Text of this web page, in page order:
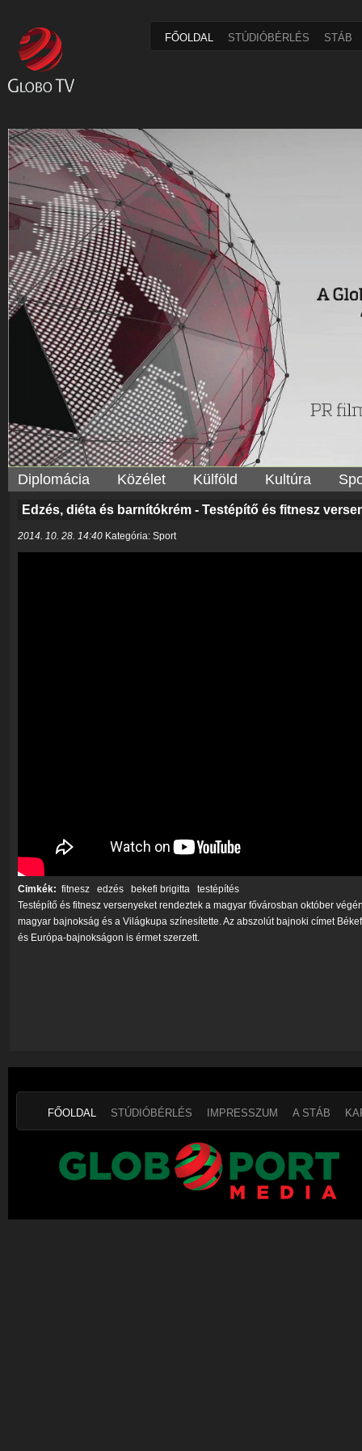
FŐOLDAL STÚDIÓBÉRLÉS STÁB
Diplomácia Közélet Külföld Kultúra
Edzés, diéta és barnítókrém - Testépítő és fitnesz
2014. 10. 28. 14:40 Kategória: Sport
Cimkék: fitnesz edzés bekefi brigitta
testépítés
Testépítő és fitnesz versenyeket rendeztek a magyar fővárosban október
magyar bajnokság és a Világkupa színesítette. Az abszolút bajnoki címet
és Európa-bajnokságon is érmet szerzett.
FŐOLDAL STÚDIÓBÉRLÉS IMPRESSZUM A STÁB